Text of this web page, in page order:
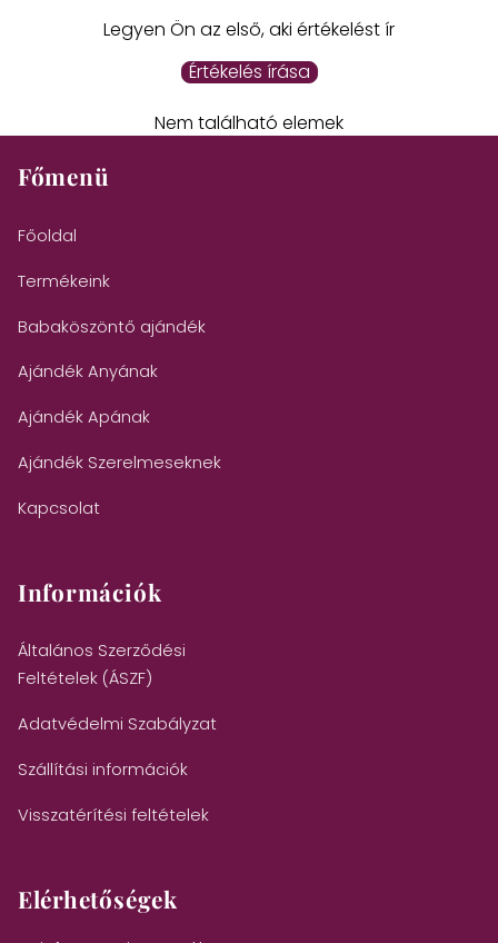
Legyen Ön az első, aki értékelést ír
Értékelés írása
Nem található elemek
Főmenü
Főoldal
Termékeink
Babaköszöntő ajándék
Ajándék Anyának
Ajándék Apának
Ajándék Szerelmeseknek
Kapcsolat
Információk
Általános Szerződési
Feltételek (ÁSZF)
Adatvédelmi Szabályzat
Szállítási információk
Visszatérítési feltételek
Elérhetőségek